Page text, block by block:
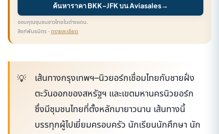
ค้นหาราคา BKK–JFK บน Aviasales→
ขอบคุณชุมชนชาวไทยในต่างแดน.
ลิงก์พันธมิตร · ดูรายละเอียด
เส้นทางกรุงเทพฯ–นิวยอร์กเชื่อมไทยกับชายฝั่ง
ตะวันออกของสหรัฐฯ และเขตมหานครนิวยอร์ก
ซึ่งมีชุมชนไทยที่ตั้งหลักมายาวนาน เส้นทางนี้
บรรทุกผู้ไปเยี่ยมครอบครัว นักเรียนนักศึกษา นัก